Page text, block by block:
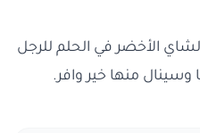
الأخضر في الحلم للرجل
وسينال منها خير وافر.